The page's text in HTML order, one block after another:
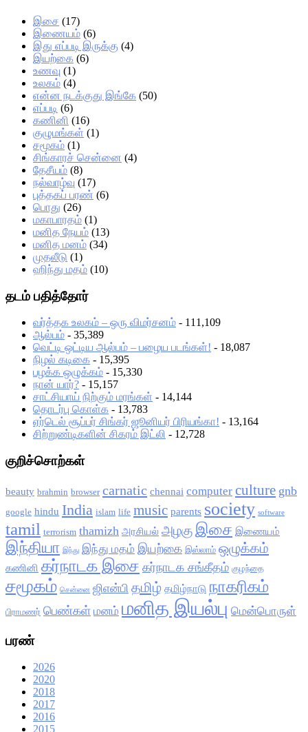
இசை (17)
இணையம் (6)
இது எப்படி இருக்கு (4)
இயற்கை (6)
உணவு (1)
உலகம் (4)
என்ன நடக்குது இங்கே (50)
எப்படி (6)
கணினி (16)
குழுமங்கள் (1)
சமூகம் (1)
சிங்காரச் சென்னை (4)
தேசீயம் (8)
நல்வாழ்வு (17)
புத்தகப் பரண் (6)
பொது (26)
மகாபாரதம் (1)
மனித நேயம் (13)
மனித மனம் (34)
முதலீடு (1)
ஹிந்து மதம் (10)
தடம் பதித்தோர்
வர்த்தக உலகம் – ஒரு விமர்சனம் - 111,109
ஆல்பம் - 35,389
வெட்டி ஒட்டிய ஆல்பம் – பழைய படங்கள்! - 18,087
நிழல் கடிகை - 15,395
பழக்க ஒழுக்கம் - 15,330
நான் யார்? - 15,157
சாட்சியாய் நிற்கும் மரங்கள் - 14,144
தொடர்பு கொள்க - 13,783
ஏர்டெல் சூப்பர் சிங்கர் ஜூனியர் பிரியங்கா! - 13,164
சிற்றுண்டிகளின் சிகரம் இட்லி - 12,728
குறிச்சொற்கள்
beauty brahmin browser carnatic chennai computer culture gnb
google hindu India islam life music parents society software
tamil terrorism thamizh அரசியல் அழகு இசை இணையம்
இந்தியா இந்து இந்து மதம் இயற்கை இஸ்லாம் ஒழுக்கம்
கணினி கர்நாடக இசை கர்நாடக சங்கீதம் குழந்தை
சமூகம் சென்னை ஜிஎன்பி தமிழ் தமிழ்நாடு நாகரிகம்
பிராமணர் பெண்கள் மனம் மனித இயல்பு மென்பொருள்
பரண்
2026
2020
2018
2017
2016
2015